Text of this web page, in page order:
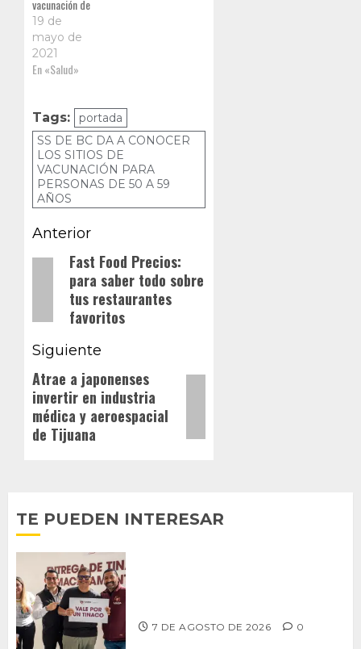
vacunación de
50 a 59 años
en el municipio
de San
Quintín, para
del Estado.
19 de
mayo de
2021
En «Salud»
Tags:
portada
SS DE BC DA A CONOCER
LOS SITIOS DE
VACUNACIÓN PARA
PERSONAS DE 50 A 59
AÑOS
Navegación
de
entradas
Anterior
Entrada
anterior:
Fast Food Precios:
para saber todo sobre
tus restaurantes
favoritos
Siguiente
Siguiente
entrada:
Atrae a japonenses
invertir en industria
médica y aeroespacial
de Tijuana
TE PUEDEN INTERESAR
7 DE AGOSTO DE 2026 0